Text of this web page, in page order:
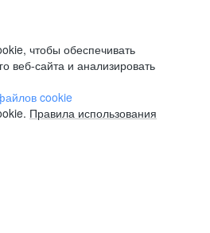
чтобы обеспечивать
веб-сайта и анализировать
cookie
Правила использования